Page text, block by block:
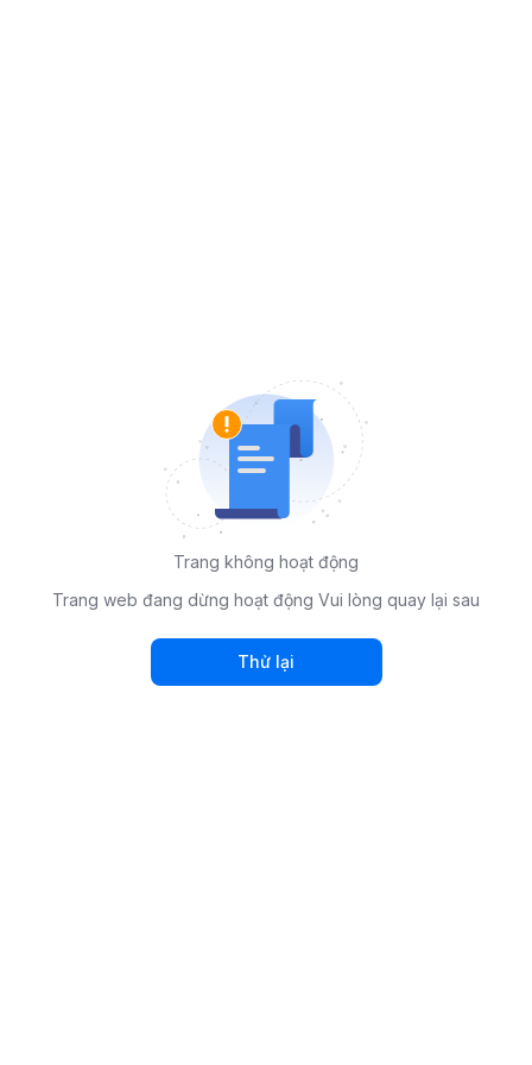
Trang không hoạt động
Trang web đang dừng hoạt động Vui lòng quay lại sau
Thử lại